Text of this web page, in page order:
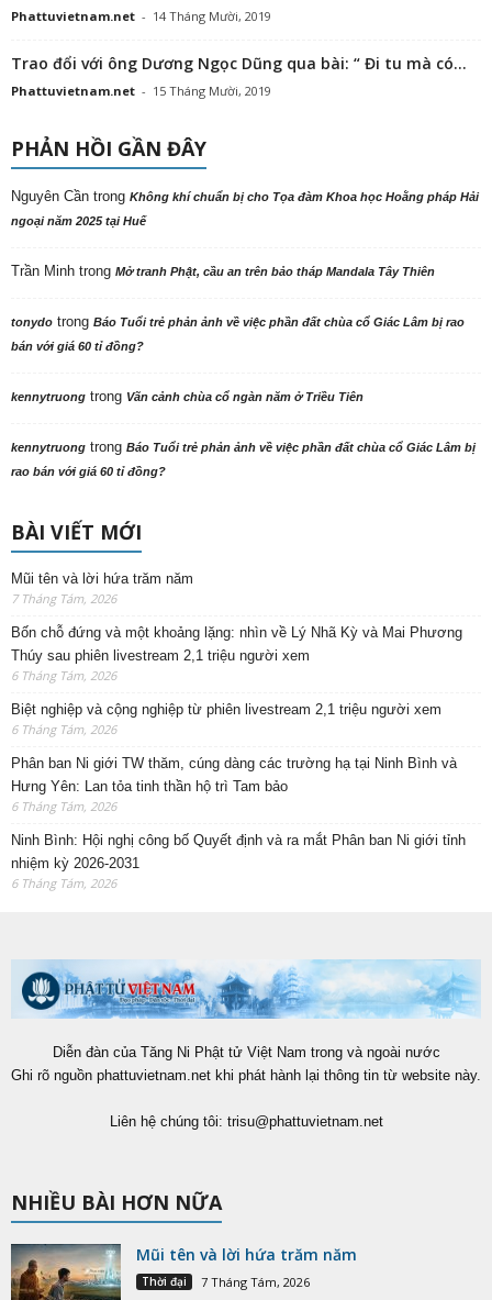
Phattuvietnam.net - 14 Tháng Mười, 2019
Trao đổi với ông Dương Ngọc Dũng qua bài: “ Đi tu mà có...
Phattuvietnam.net - 15 Tháng Mười, 2019
PHẢN HỒI GẦN ĐÂY
Nguyên Cần trong Không khí chuẩn bị cho Tọa đàm Khoa học Hoằng pháp Hải
ngoại năm 2025 tại Huế
Trần Minh trong Mở tranh Phật, cầu an trên bảo tháp Mandala Tây Thiên
tonydo trong Báo Tuổi trẻ phản ảnh về việc phần đất chùa cổ Giác Lâm bị rao
bán với giá 60 tỉ đồng?
kennytruong trong Vãn cảnh chùa cổ ngàn năm ở Triều Tiên
kennytruong trong Báo Tuổi trẻ phản ảnh về việc phần đất chùa cổ Giác Lâm bị
rao bán với giá 60 tỉ đồng?
BÀI VIẾT MỚI
Mũi tên và lời hứa trăm năm
7 Tháng Tám, 2026
Bốn chỗ đứng và một khoảng lặng: nhìn về Lý Nhã Kỳ và Mai Phương
Thúy sau phiên livestream 2,1 triệu người xem
6 Tháng Tám, 2026
Biệt nghiệp và cộng nghiệp từ phiên livestream 2,1 triệu người xem
6 Tháng Tám, 2026
Phân ban Ni giới TW thăm, cúng dàng các trường hạ tại Ninh Bình và
Hưng Yên: Lan tỏa tinh thần hộ trì Tam bảo
6 Tháng Tám, 2026
Ninh Bình: Hội nghị công bố Quyết định và ra mắt Phân ban Ni giới tỉnh
nhiệm kỳ 2026-2031
6 Tháng Tám, 2026
Diễn đàn của Tăng Ni Phật tử Việt Nam trong và ngoài nước
Ghi rõ nguồn phattuvietnam.net khi phát hành lại thông tin từ website này.
Liên hệ chúng tôi: trisu@phattuvietnam.net
NHIỀU BÀI HƠN NỮA
Mũi tên và lời hứa trăm năm
Thời đại 7 Tháng Tám, 2026